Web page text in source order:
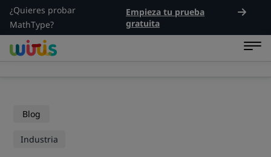
¿Quieres probar
MathType?
Empieza tu prueba
gratuita
Blog
Industria